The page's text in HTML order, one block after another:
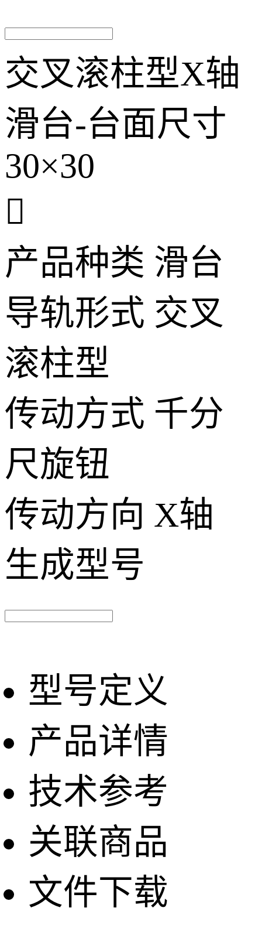
交叉滚柱型X轴
滑台-台面尺寸
30×30

产品种类 滑台
导轨形式 交叉
滚柱型
传动方式 千分
尺旋钮
传动方向 X轴
生成型号
型号定义
产品详情
技术参考
关联商品
文件下载